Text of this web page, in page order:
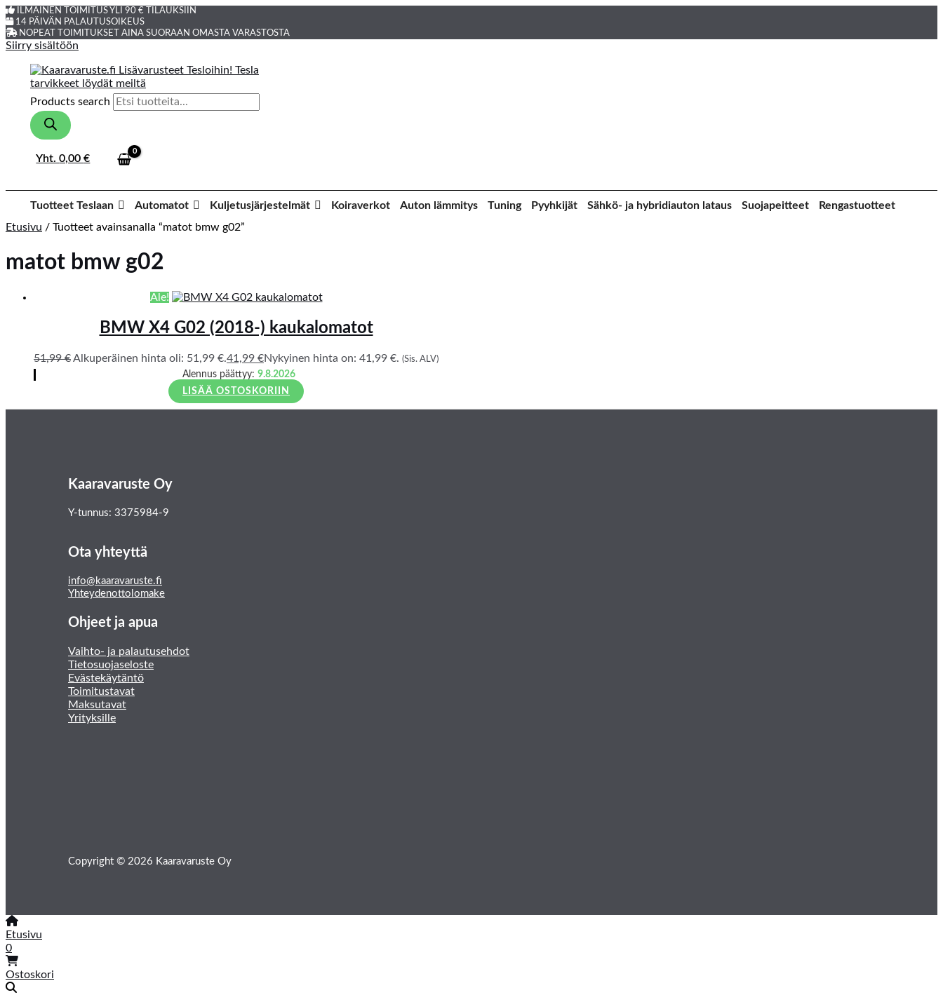
ILMAINEN TOIMITUS YLI 90 € TILAUKSIIN
14 PÄIVÄN PALAUTUSOIKEUS
NOPEAT TOIMITUKSET AINA SUORAAN OMASTA VARASTOSTA
Siirry sisältöön
Products search
Yht.0,00€
Tuotteet Teslaan Automatot Kuljetusjärjestelmät Koiraverkot Auton lämmitys Tuning Pyyhkijät Sähkö- ja hybridiauton lataus Suojapeitteet
Rengastuotteet
Etusivu / Tuotteet avainsanalla “matot bmw g02”
matot bmw g02
Ale!
BMW X4 G02 (2018-) kaukalomatot
51,99€Alkuperäinen hinta oli: 51,99 €.41,99 €Nykyinen hinta on: 41,99 €. (Sis. ALV)
Alennus päättyy: 9.8.2026
LISÄÄ OSTOSKORIIN
Kaaravaruste Oy
Y-tunnus: 3375984-9
Ota yhteyttä
info@kaaravaruste.fi
Yhteydenottolomake
Ohjeet ja apua
Vaihto- ja palautusehdot
Tietosuojaseloste
Evästekäytäntö
Toimitustavat
Maksutavat
Yrityksille
Copyright © 2026 Kaaravaruste Oy
Etusivu
0
Ostoskori